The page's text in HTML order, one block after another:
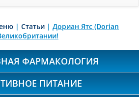
| Статьи | Дориан Ятс (Dorian
ФАРМАКОЛОГИЯ
ПИТАНИЕ